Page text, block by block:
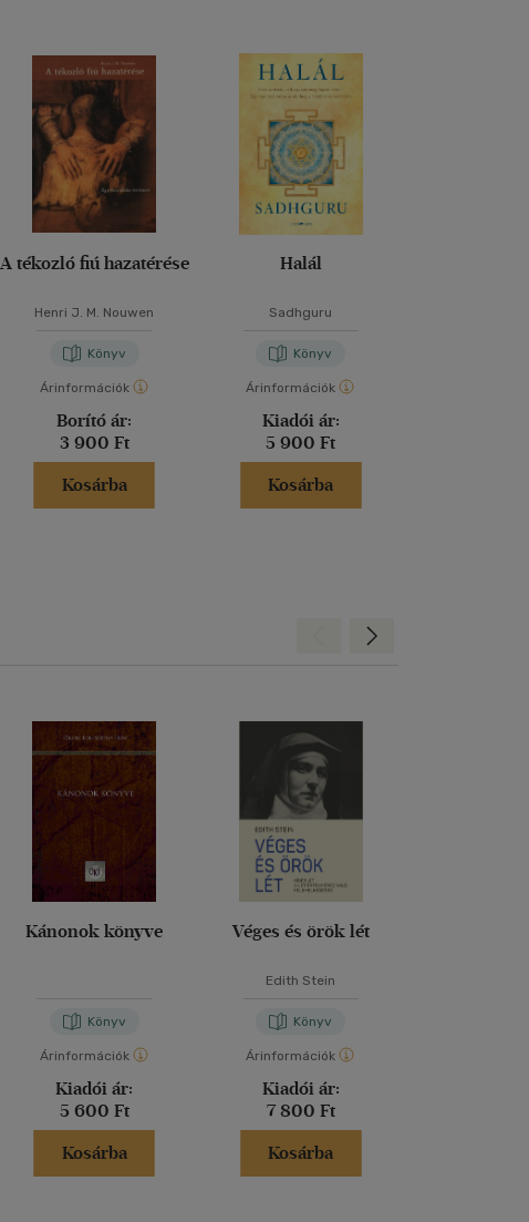
A tékozló fiú hazatérése
Henri J. M. Nouwen
Könyv
Árinformációk
Borító ár:
3 900 Ft
Kosárba
Halál
Sadhguru
Könyv
Árinformációk
Kiadói ár:
5 900 Ft
Kosárba
Kánonok könyve
Könyv
Árinformációk
Kiadói ár:
5 600 Ft
Kosárba
Véges és örök lét
Edith Stein
Könyv
Árinformációk
Kiadói ár:
7 800 Ft
Kosárba
Előre